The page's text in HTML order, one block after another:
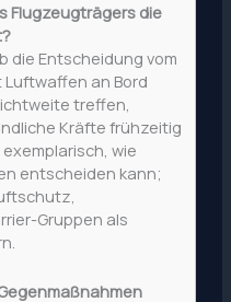
Flugzeugträgers die
die Entscheidung vom
Luftwaffen an Bord
treffen,
Kräfte frühzeitig
wie
entscheiden kann;
Gruppen als